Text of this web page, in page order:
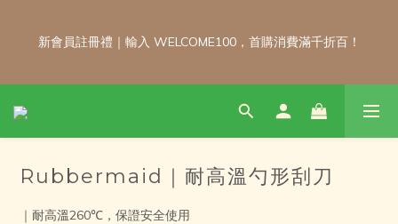
新會員註冊禮｜輸入 WELCOME100，首購消費滿千折百！
新會員註冊禮｜輸入 WELCOME100，首購消費滿千折百！
\ 免運門檻調整公告 / 6月1日起，常溫商品消費滿2,000免運！低溫
商品消費滿3,000免運！（僅限本島）
每月 8 號會員日｜小超市自製商品不限金額享 9 折優惠！！把握
會員日官網下單：自製無麩麵包、餅乾甜點、冷凍料理包通通享優
Rubbermaid｜耐高溫勺形刮刀
｜耐高溫260℃，保證安全使用